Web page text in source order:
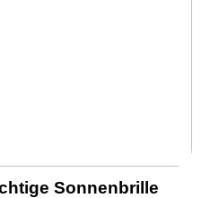
Sonnenbrille